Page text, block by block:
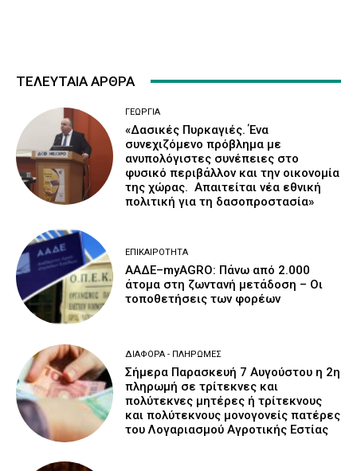
ΤΕΛΕΥΤΑΙΑ ΑΡΘΡΑ
ΓΕΩΡΓΊΑ
«Δασικές Πυρκαγιές. Ένα
συνεχιζόμενο πρόβλημα με
ανυπολόγιστες συνέπειες στο
φυσικό περιβάλλον και την οικονομία
της χώρας. Απαιτείται νέα εθνική
πολιτική για τη δασοπροστασία»
ΕΠΙΚΑΙΡΌΤΗΤΑ
ΑΑΔΕ–myAGRO: Πάνω από 2.000
άτομα στη ζωντανή μετάδοση – Οι
τοποθετήσεις των φορέων
ΔΙΆΦΟΡΑ - ΠΛΗΡΩΜΈΣ
Σήμερα Παρασκευή 7 Αυγούστου η 2η
πληρωμή σε τρίτεκνες και
πολύτεκνες μητέρες ή τρίτεκνους
και πολύτεκνους μονογονείς πατέρες
του Λογαριασμού Αγροτικής Εστίας